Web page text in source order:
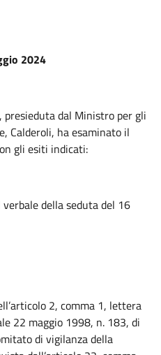
2024
presieduta dal Ministro per gli
Calderoli, ha esaminato il
gli esiti indicati:
della seduta del 16
2, comma 1, lettera
22 maggio 1998, n. 183, di
di vigilanza della